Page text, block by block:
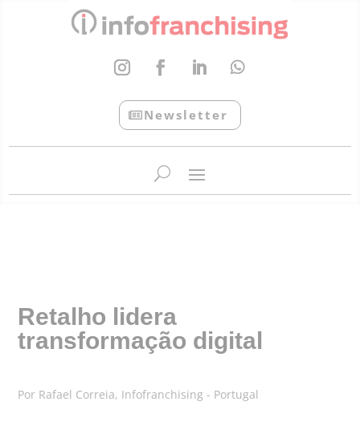
Newsletter
Retalho lidera
transformação digital
Por Rafael Correia, Infofranchising - Portugal